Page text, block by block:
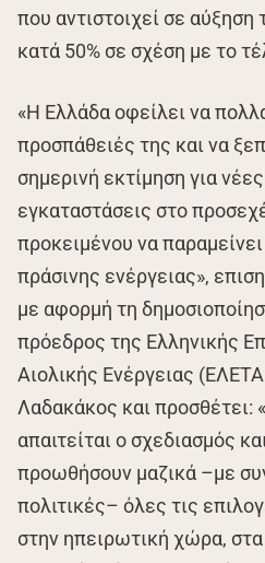
που αντιστοιχεί σε αύξηση
κατά 50% σε σχέση με το
«Η Ελλάδα οφείλει να
προσπάθειές της και να
σημερινή εκτίμηση για
εγκαταστάσεις στο
προκειμένου να
πράσινης ενέργειας»,
με αφορμή τη
πρόεδρος της Ελληνικής
Αιολικής Ενέργειας
Λαδακάκος και προσθέτει:
απαιτείται ο σχεδιασμός
προωθήσουν μαζικά –με
πολιτικές– όλες τις
στην ηπειρωτική χώρα,